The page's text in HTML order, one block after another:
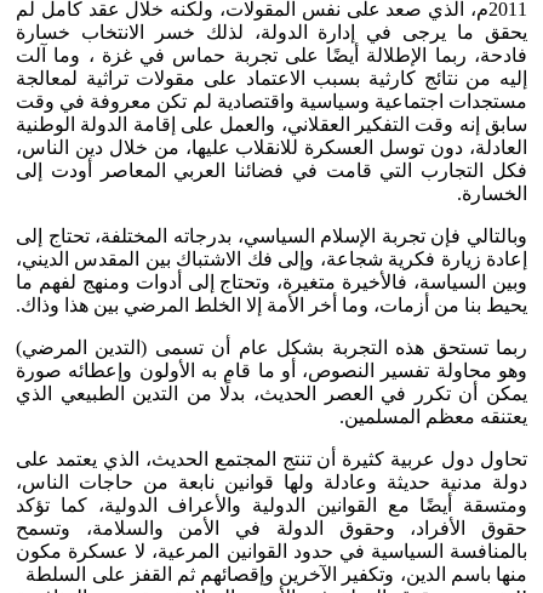
2011م، الذي صعد على نفس المقولات، ولكنه خلال عقد كامل لم
يحقق ما يرجى في إدارة الدولة، لذلك خسر الانتخاب خسارة
فادحة، ربما الإطلالة أيضًا على تجربة حماس في غزة ، وما آلت
إليه من نتائج كارثية بسبب الاعتماد على مقولات تراثية لمعالجة
مستجدات اجتماعية وسياسية واقتصادية لم تكن معروفة في وقت
سابق إنه وقت التفكير العقلاني، والعمل على إقامة الدولة الوطنية
العادلة، دون توسل العسكرة للانقلاب عليها، من خلال دين الناس،
فكل التجارب التي قامت في فضائنا العربي المعاصر أودت إلى
الخسارة.
وبالتالي فإن تجربة الإسلام السياسي، بدرجاته المختلفة، تحتاج إلى
إعادة زيارة فكرية شجاعة، وإلى فك الاشتباك بين المقدس الديني،
وبين السياسة، فالأخيرة متغيرة، وتحتاج إلى أدوات ومنهج لفهم ما
يحيط بنا من أزمات، وما أخر الأمة إلا الخلط المرضي بين هذا وذاك.
ربما تستحق هذه التجربة بشكل عام أن تسمى (التدين المرضي)
وهو محاولة تفسير النصوص، أو ما قام به الأولون وإعطائه صورة
يمكن أن تكرر في العصر الحديث، بدلًا من التدين الطبيعي الذي
يعتنقه معظم المسلمين.
تحاول دول عربية كثيرة أن تنتج المجتمع الحديث، الذي يعتمد على
دولة مدنية حديثة وعادلة ولها قوانين نابعة من حاجات الناس،
ومتسقة أيضًا مع القوانين الدولية والأعراف الدولية، كما تؤكد
حقوق الأفراد، وحقوق الدولة في الأمن والسلامة، وتسمح
بالمنافسة السياسية في حدود القوانين المرعية، لا عسكرة مكون
منها باسم الدين، وتكفير الآخرين وإقصائهم ثم القفز على السلطة